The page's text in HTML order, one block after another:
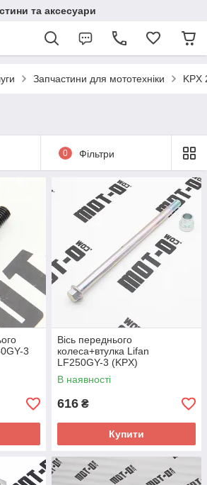
та аксесуари
Запчастини для мототехніки KPX
0 Фільтри
3
Вісь переднього
колеса+втулка Lifan
LF250GY-3 (KPX)
В наявності
616 ₴
Купити